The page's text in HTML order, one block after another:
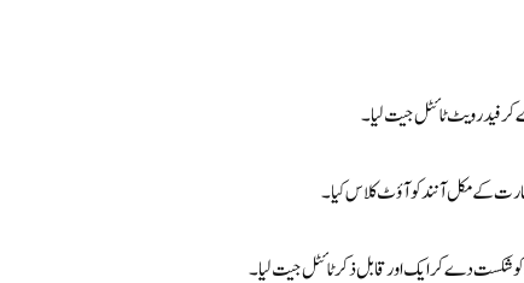
فیدر ویٹ ٹائٹل جیت لیا۔
کے مکل آنند کو آؤٹ کلاس کیا۔
شکست دے کر ایک اور قابل ذکر ٹائٹل جیت لیا۔